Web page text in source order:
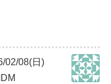
02/08(日)